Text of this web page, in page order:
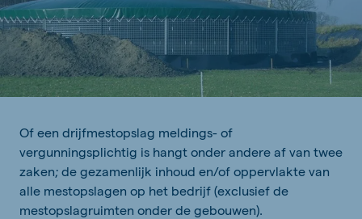
Of een drijfmestopslag meldings- of
vergunningsplichtig is hangt onder andere af van twee
zaken; de gezamenlijk inhoud en/of oppervlakte van
alle mestopslagen op het bedrijf (exclusief de
mestopslagruimten onder de gebouwen).